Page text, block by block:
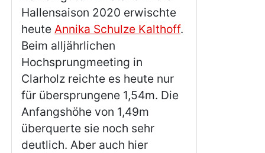
Hallensaison 2020 erwischte
heuteAnnika Schulze Kalthoff.
Beim alljährlichen
Hochsprungmeeting in
Clarholz reichte es heute nur
für übersprungene 1,54m. Die
Anfangshöhe von 1,49m
überquerte sie noch sehr
deutlich. Aber auch hier